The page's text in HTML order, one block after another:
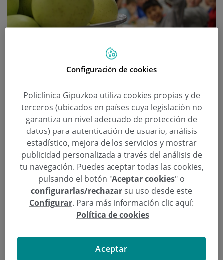
Un 40% de los escolares vascos no
toma fruta en el desayuno
Categoría:Jarduerak
7 de azaroa de 2014
Asociación Bihotz Bizi - Corazón Vivo , Comunidad Autónoma Vasca
Corazón,Desayuno Cardiosaludable,escolares
La Asociación Bihotz Bizi-Corazón Vivo organiza la
XV Edición de los Desayunos Cardiosaludables para
escolares en colaboración con Policlínica Gipuzkoa,
la Federación Vasca de Panadería, Ausolan, Eroski,
Universidad del País Vasco (UPV/EHU). Mañana, 6
de noviembre, arrancará en el Colegio SUMMA
Configuración de cookies
Policlínica Gipuzkoa utiliza cookies propias y de
terceros (ubicados en países cuya legislación no
garantiza un nivel adecuado de protección de
datos) para autenticación de usuario, análisis
estadístico, mejora de los servicios y mostrar
publicidad personalizada a través del análisis de
tu navegación. Puedes aceptar todas las cookies,
pulsando el botón "Aceptar cookies" o
configurarlas/rechazarsu uso desde este
Configurar. Para más información clic aquí:
Política de cookies
Aceptar